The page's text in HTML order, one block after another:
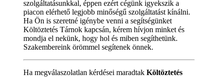
szolgáltatásunkkal, éppen ezért cégünk igyekszik a
piacon elérhető legjobb minőségű szolgáltatást kínálni.
Ha Ön is szeretné igénybe venni a segítségünket
Költöztetés Tárnok kapcsán, kérem hívjon minket és
mondja el nekünk, hogy hol és miben segíthetünk.
Szakembereink örömmel segítenek önnek.
Ha megválaszolatlan kérdései maradtak Költöztetés